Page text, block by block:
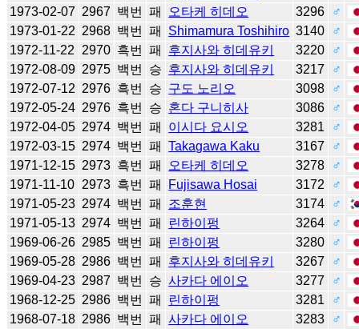
1973-02-07 2967 백번 패 오타케 히데오 3296
♂
1973-01-22 2968 백번 패 Shimamura Toshihiro 3140
♂
1972-11-22
2970 흑번 패 후지사와 히데유키 3220
♂
1972-08-09 2975 백번 승 후지사와 히데유키 3217
♂
1972-07-12 2976 흑번 승 구도 노리오 3098
♂
1972-05-24 2976 흑번 승 혼다 구니히사 3086
♂
1972-04-05 2974 백번 패 이시다 요시오 3281
♂
1972-03-15 2974 백번 패 Takagawa Kaku 3167
♂
1971-12-15 2973 흑번 패 오타케 히데오 3278
♂
1971-11-10 2973 흑번 패 Fujisawa Hosai 3172
♂
1971-05-23 2974 백번 패 조훈현 3174
♂
1971-05-13 2974 백번 패 린하이펑 3264
♂
1969-06-26 2985 백번 패 린하이펑 3280
♂
1969-05-28 2986 백번 패 후지사와 히데유키 3267
♂
1969-04-23 2987 백번 승 사카다 에이오 3277
♂
1968-12-25 2986 백번 패 린하이펑 3281
♂
1968-07-18 2986 백번 패 사카다 에이오 3283
♂